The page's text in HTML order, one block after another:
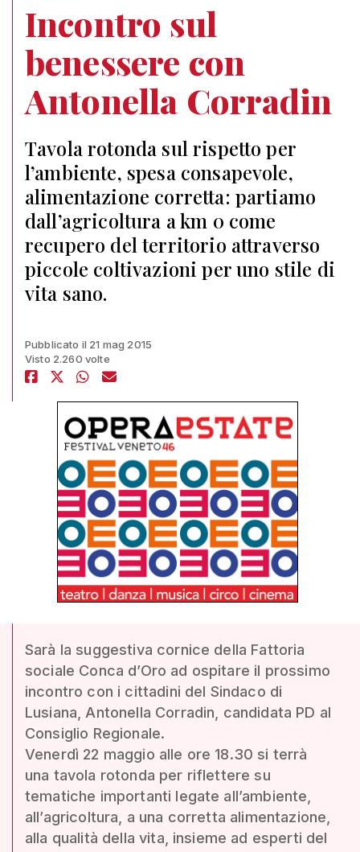
Incontro sul
benessere con
Antonella Corradin
Tavola rotonda sul rispetto per
l’ambiente, spesa consapevole,
alimentazione corretta: partiamo
dall’agricoltura a km 0 come
recupero del territorio attraverso
piccole coltivazioni per uno stile di
vita sano.
Pubblicato il 21 mag 2015
Visto 2.260 volte
Sarà la suggestiva cornice della Fattoria
sociale Conca d’Oro ad ospitare il prossimo
incontro con i cittadini del Sindaco di
Lusiana, Antonella Corradin, candidata PD al
Consiglio Regionale.
Venerdì 22 maggio alle ore 18.30 si terrà
una tavola rotonda per riflettere su
tematiche importanti legate all’ambiente,
all’agricoltura, a una corretta alimentazione,
alla qualità della vita, insieme ad esperti del